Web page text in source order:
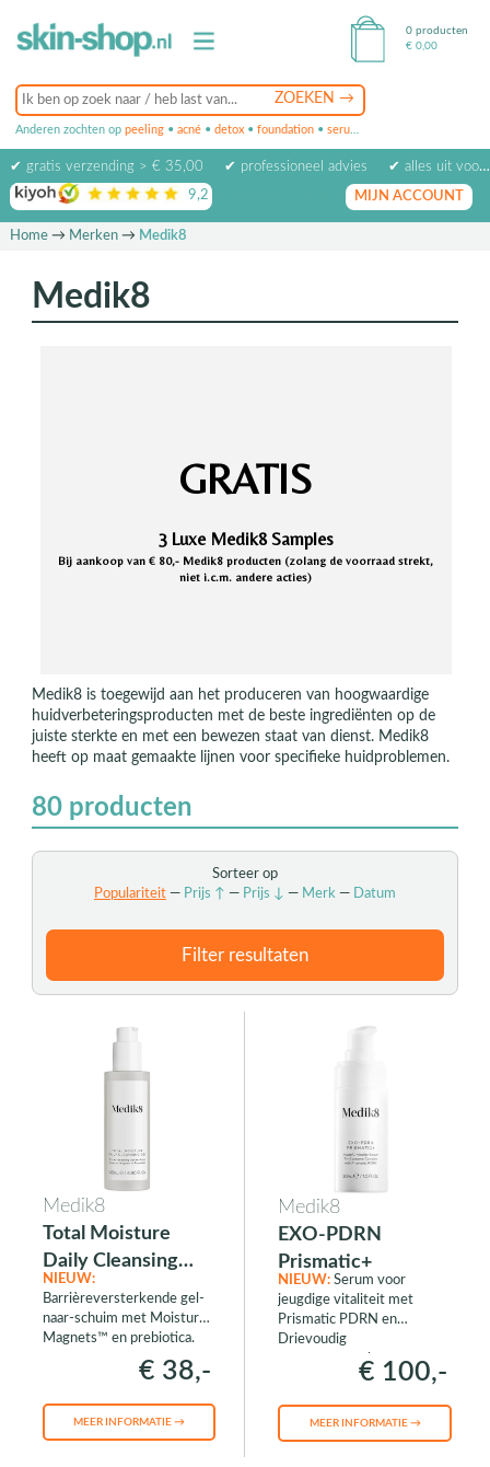
Anderen zochten op peeling • acné • detox • foundation • serum
0 producten
€ 0,00
✔ gratis verzending > € 35,00 ✔ professioneel advies
✔ alles uit voorraad leverbaar
9,2 op basis van beoordelingen
MIJN ACCOUNT
Home→ Merken→ Medik8
Medik8
GRATIS
3 Luxe Medik8 Samples
Bij aankoop van € 80,- Medik8 producten (zolang de voorraad strekt,
niet i.c.m. andere acties)
Medik8 is toegewijd aan het produceren van hoogwaardige
huidverbeteringsproducten met de beste ingrediënten op de
juiste sterkte en met een bewezen staat van dienst. Medik8
heeft op maat gemaakte lijnen voor specifieke huidproblemen.
80producten
Sorteer op
Populariteit— Prijs ↑ — Prijs ↓ — Merk— Datum
Filter resultaten
Medik8
Total Moisture
Daily Cleansing
Gel
NIEUW:
Barrièreversterkende gel-
naar-schuim met Moisture
Magnets™ en prebiotica.
€ 38,-
MEER INFORMATIE →
Medik8
EXO-PDRN
Prismatic+
NIEUW:Serum voor
jeugdige vitaliteit met
Prismatic PDRN en
Drievoudig
exosoomcomplex.€ 100,-
MEER INFORMATIE →